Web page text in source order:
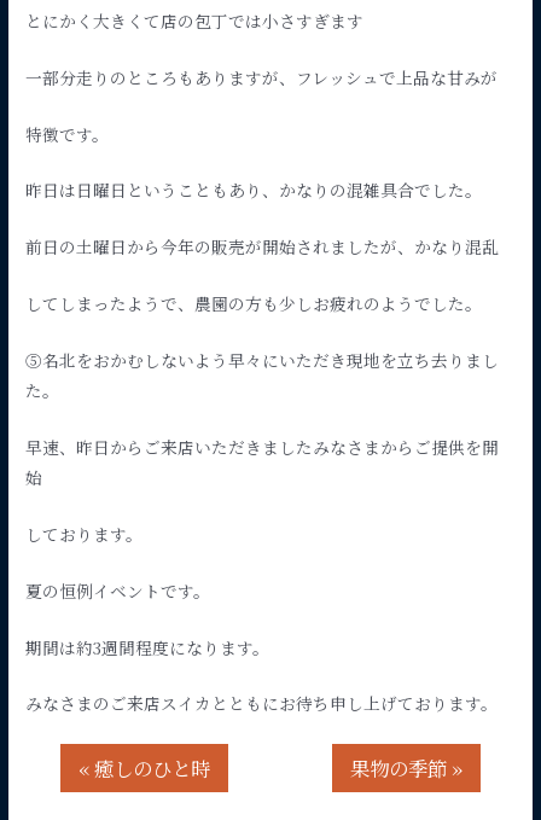
とにかく大きくて店の包丁では小さすぎます
一部分走りのところもありますが、フレッシュで上品な甘みが
特徴です。
昨日は日曜日ということもあり、かなりの混雑具合でした。
前日の土曜日から今年の販売が開始されましたが、かなり混乱
してしまったようで、農園の方も少しお疲れのようでした。
⑤名北をおかむしないよう早々にいただき現地を立ち去りまし
た。
早速、昨日からご来店いただきましたみなさまからご提供を開
始
しております。
夏の恒例イベントです。
期間は約3週間程度になります。
みなさまのご来店スイカとともにお待ち申し上げております。
«癒しのひと時 果物の季節»